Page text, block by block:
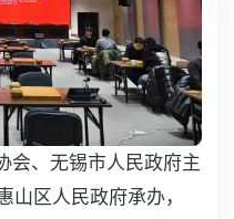
会、无锡市人民政府主
山区人民政府承办，